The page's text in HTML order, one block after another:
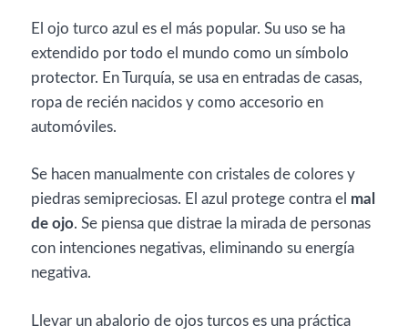
El ojo turco azul es el más popular. Su uso se ha
extendido por todo el mundo como un símbolo
protector. En Turquía, se usa en entradas de casas,
ropa de recién nacidos y como accesorio en
automóviles.
Se hacen manualmente con cristales de colores y
piedras semipreciosas. El azul protege contra el mal
de ojo. Se piensa que distrae la mirada de personas
con intenciones negativas, eliminando su energía
negativa.
Llevar un abalorio de ojos turcos es una práctica